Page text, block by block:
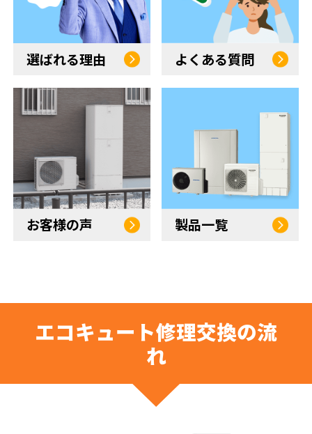
選ばれる理由 よくある質問
お客様の声 製品一覧
エコキュート修理交換の流
れ